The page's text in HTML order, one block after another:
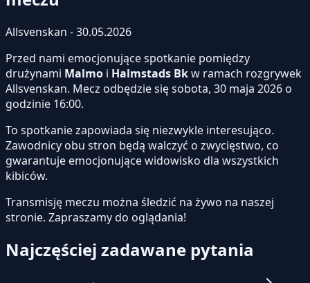
Allsvenskan - 30.05.2026
Przed nami emocjonujące spotkanie pomiędzy
drużynami Malmo i Halmstads Bkw ramach rozgrywek
Allsvenskan. Mecz odbędzie się sobota, 30 maja 2026 o
godzinie 16:00.
To spotkanie zapowiada się niezwykle interesująco.
Zawodnicy obu stron będą walczyć o zwycięstwo, co
gwarantuje emocjonujące widowisko dla wszystkich
kibiców.
Transmisję meczu można śledzić na żywo na naszej
stronie. Zapraszamy do oglądania!
Najczęściej zadawane pytania